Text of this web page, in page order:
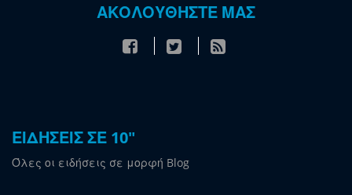
ΑΚΟΛΟΥΘΗΣΤΕ ΜΑΣ
ΕΙΔΗΣΕΙΣ ΣΕ 10"
Όλες οι ειδήσεις σε μορφή Blog